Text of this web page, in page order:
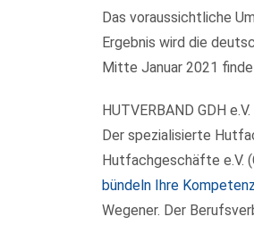
Das voraussichtliche
Ergebnis wird die
Mitte Januar 2021
HUTVERBAND GDH e.V.
Der spezialisierte
Hutfachgeschäfte e.V.
bündeln Ihre
Wegener. Der